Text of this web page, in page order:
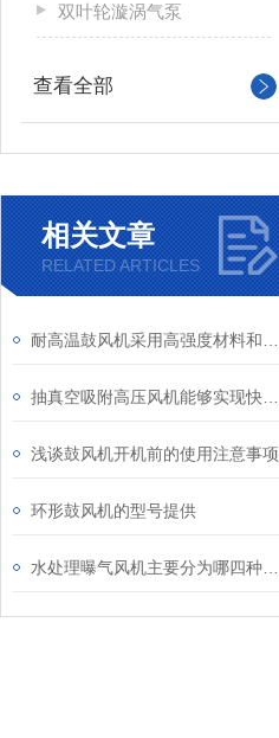
双叶轮漩涡气泵
查看全部
相关文章
RELATED ARTICLES
浅谈鼓风机开机前的使用注意事项
环形鼓风机的型号提供